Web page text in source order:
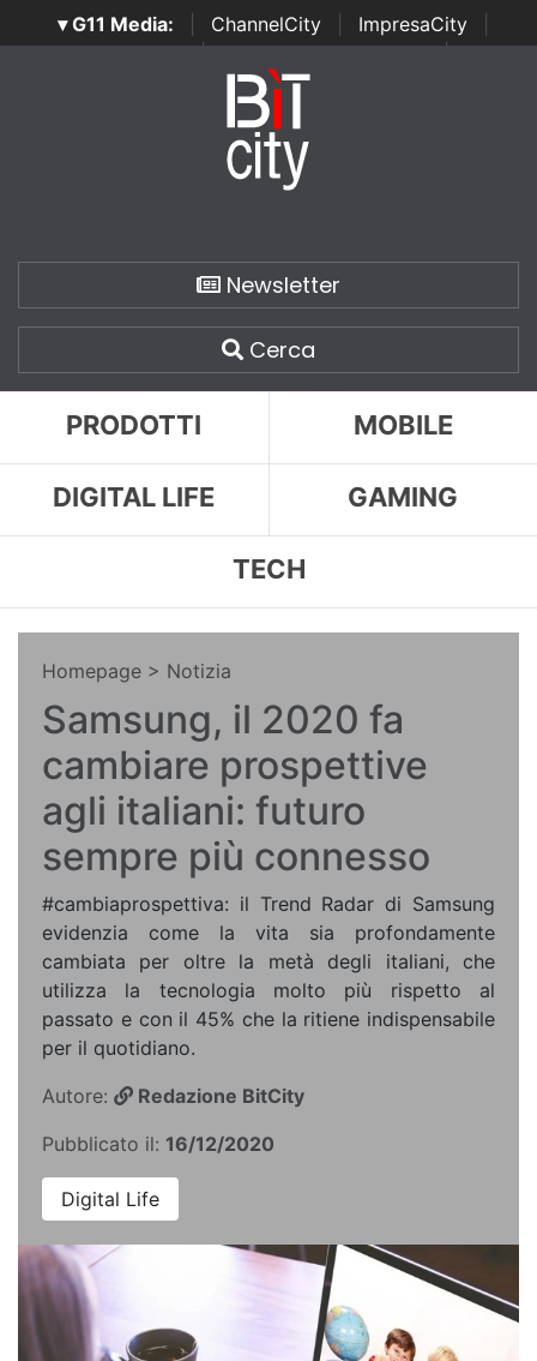
▾ G11 Media: ChannelCity ImpresaCity
SecurityOpenLab | Italian Channel Awards | Italian
Italian Security Awards
Newsletter
Cerca
PRODOTTI MOBILE
DIGITAL LIFE GAMING
TECH
Homepage > Notizia
Samsung, il 2020 fa
cambiare prospettive
agli italiani: futuro
sempre più connesso
#cambiaprospettiva: il Trend Radar di Samsung
evidenzia come la vita sia profondamente
cambiata per oltre la metà degli italiani, che
utilizza la tecnologia molto più rispetto al
passato e con il 45% che la ritiene indispensabile
per il quotidiano.
Autore:
Redazione BitCity
Pubblicato il: 16/12/2020
Digital Life